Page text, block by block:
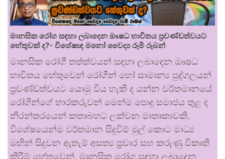
මානසික රෝග සඳහා ලබාදෙන ඖෂධ භාවිතය ප්‍රචණ්ඩත්වයට
හේතුවක් ද?- විශේෂඥ මනෝ වෛද්‍ය රූමි රූබන්
මානසික රෝගී තත්ත්වයන් සඳහා ලබාදෙන ඖෂධ
භාවිතය හේතුවෙන් රෝගීන් හෝ සාමාන්‍ය පුද්ගලයන්
ප්‍රචණ්ඩත්වයට යොමු විය හැකි ද යන්න වර්තමානයේ
රෝගීන්ගේ භාරකරුවන් මෙන්ම පොදු සමාජය තුළ ද
නිරන්තරයෙන් කතාබහට ලක්වන මාතෘකාවකි.
විශේෂයෙන්ම වර්තමාන සිදුවීම් මුල් කොට මාධ්‍ය
මඟින් සිදුවන ඇතැම් අසත්‍ය ප්‍රචාර සහ කරුණු විකෘති
කිරීම් හේතුවෙන්, මානසික රෝග සඳහා ලබාදෙන